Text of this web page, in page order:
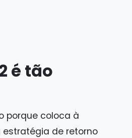
é tão
porque coloca à
de retorno